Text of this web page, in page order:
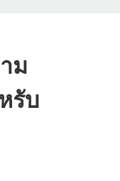
ม
รับ